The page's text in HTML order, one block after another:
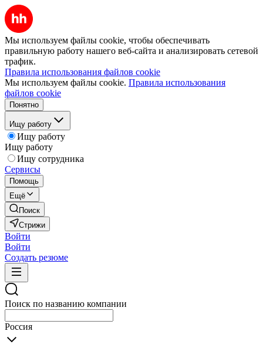
Мы используем файлы cookie, чтобы обеспечивать
правильную работу нашего веб-сайта и анализировать сетевой
трафик.
Правила использования файлов cookie
Мы используем файлы cookie. Правила использования
файлов cookie
Понятно
Ищу работу
Ищу работу
Ищу работу
Ищу сотрудника
Сервисы
Помощь
Ещё
Поиск
Стрижи
Войти
Войти
Создать резюме
Поиск по названию компании
Россия